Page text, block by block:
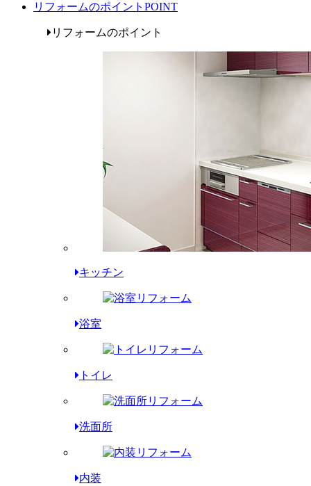
リフォームのポイント POINT
リフォームのポイント
キッチン
浴室
トイレ
洗面所
内装